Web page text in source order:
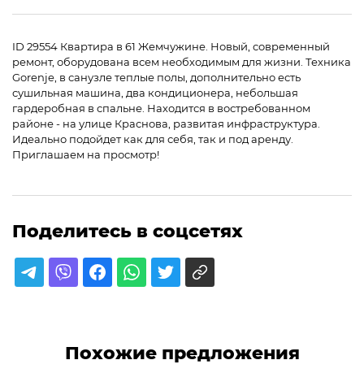
ID 29554 Квартира в 61 Жемчужине. Новый, современный
ремонт, оборудована всем необходимым для жизни. Техника
Gorenje, в санузле теплые полы, дополнительно есть
сушильная машина, два кондиционера, небольшая
гардеробная в спальне. Находится в востребованном
районе - на улице Краснова, развитая инфраструктура.
Идеально подойдет как для себя, так и под аренду.
Приглашаем на просмотр!
Поделитесь в соцсетях
Похожие предложения